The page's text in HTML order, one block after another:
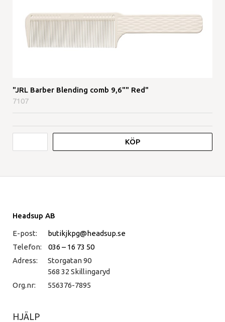
"JRL Barber Blending comb 9,6"" Red"
7107
KÖP
Headsup AB
E-post:
butikjkpg@headsup.se
Telefon:
036 – 16 73 50
Adress:
Storgatan 90
568 32 Skillingaryd
Org.nr:
556376-7895
HJÄLP